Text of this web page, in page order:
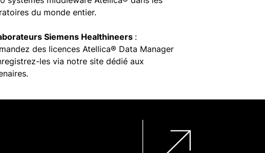
du monde entier.
Siemens Healthineers :
des licences Atellica® Data Manager
les via notre site dédié aux